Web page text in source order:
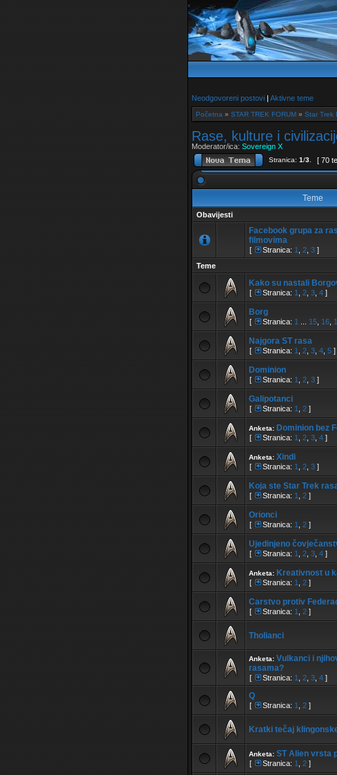
Neodgovoreni postovi | Aktivne teme
Početna » STAR TREK FORUM » Star Trek
Rase, kulture i
Moderator/ica: Sovereign X
Stranica: 1/3 [ 70
Teme
Obavijesti
Facebook grupa za
filmovima
[ Stranica: 1 2 3 ]
Teme
Kako su nastali
[ Stranica: 1 2 3 4 ]
Borg
[ Stranica: 1 15 16
Najgora ST rasa
[ Stranica: 1 2 3 4 5 ]
Dominion
[ Stranica: 1 2 3 ]
Galipotanci
[ Stranica: 1 2 ]
Anketa: Dominion bez
[ Stranica: 1 2 3 4 ]
Anketa: Xindi
[ Stranica: 1 2 3 ]
Koja ste Star Trek
[ Stranica: 1 2 ]
Orionci
[ Stranica: 1 2 ]
Ujedinjeno
[ Stranica: 1 2 3 4 ]
Anketa: Kreativnost u
[ Stranica: 1 2 ]
Carstvo protiv
[ Stranica: 1 2 ]
Tholianci
Anketa: Vulkanci i
rasama?
[ Stranica: 1 2 3 4 ]
Q
[ Stranica: 1 2 ]
Kratki tečaj
Anketa: ST Alien vrsta
[ Stranica: 1 2 ]